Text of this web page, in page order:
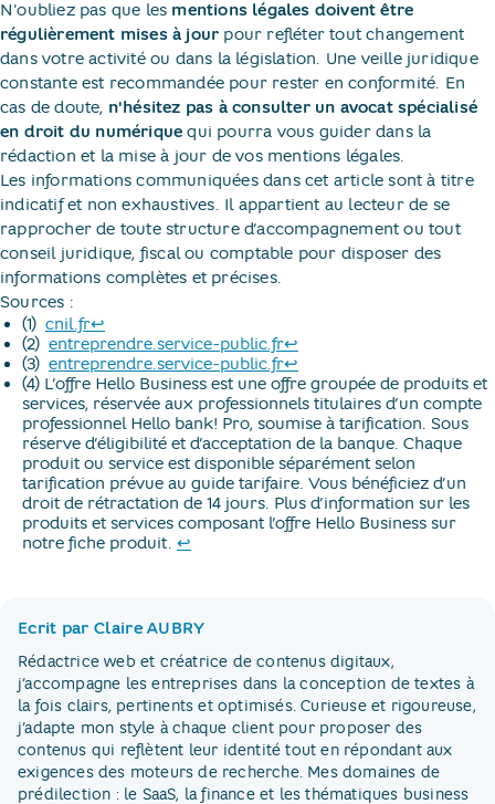
N'oubliez pas que les mentions légales doivent être
régulièrement mises à jour pour refléter tout changement
dans votre activité ou dans la législation. Une veille juridique
constante est recommandée pour rester en conformité. En
cas de doute, n'hésitez pas à consulter un avocat spécialisé
en droit du numérique qui pourra vous guider dans la
rédaction et la mise à jour de vos mentions légales.
Les informations communiquées dans cet article sont à titre
indicatif et non exhaustives. Il appartient au lecteur de se
rapprocher de toute structure d’accompagnement ou tout
conseil juridique, fiscal ou comptable pour disposer des
informations complètes et précises.
Sources :
(1) ​ cnil.fr↩
(2) ​ entreprendre.service-public.fr↩
(3) ​ entreprendre.service-public.fr↩
(4) L’offre Hello Business est une offre groupée de produits et
services, réservée aux professionnels titulaires d’un compte
professionnel Hello bank! Pro, soumise à tarification. Sous
réserve d’éligibilité et d’acceptation de la banque. Chaque
produit ou service est disponible séparément selon
tarification prévue au guide tarifaire. Vous bénéficiez d’un
droit de rétractation de 14 jours. Plus d’information sur les
produits et services composant l’offre Hello Business sur
notre fiche produit. ↩
Ecrit par Claire AUBRY
Rédactrice web et créatrice de contenus digitaux,
j’accompagne les entreprises dans la conception de textes à
la fois clairs, pertinents et optimisés. Curieuse et rigoureuse,
j’adapte mon style à chaque client pour proposer des
contenus qui reflètent leur identité tout en répondant aux
exigences des moteurs de recherche. Mes domaines de
prédilection : le SaaS, la finance et les thématiques business